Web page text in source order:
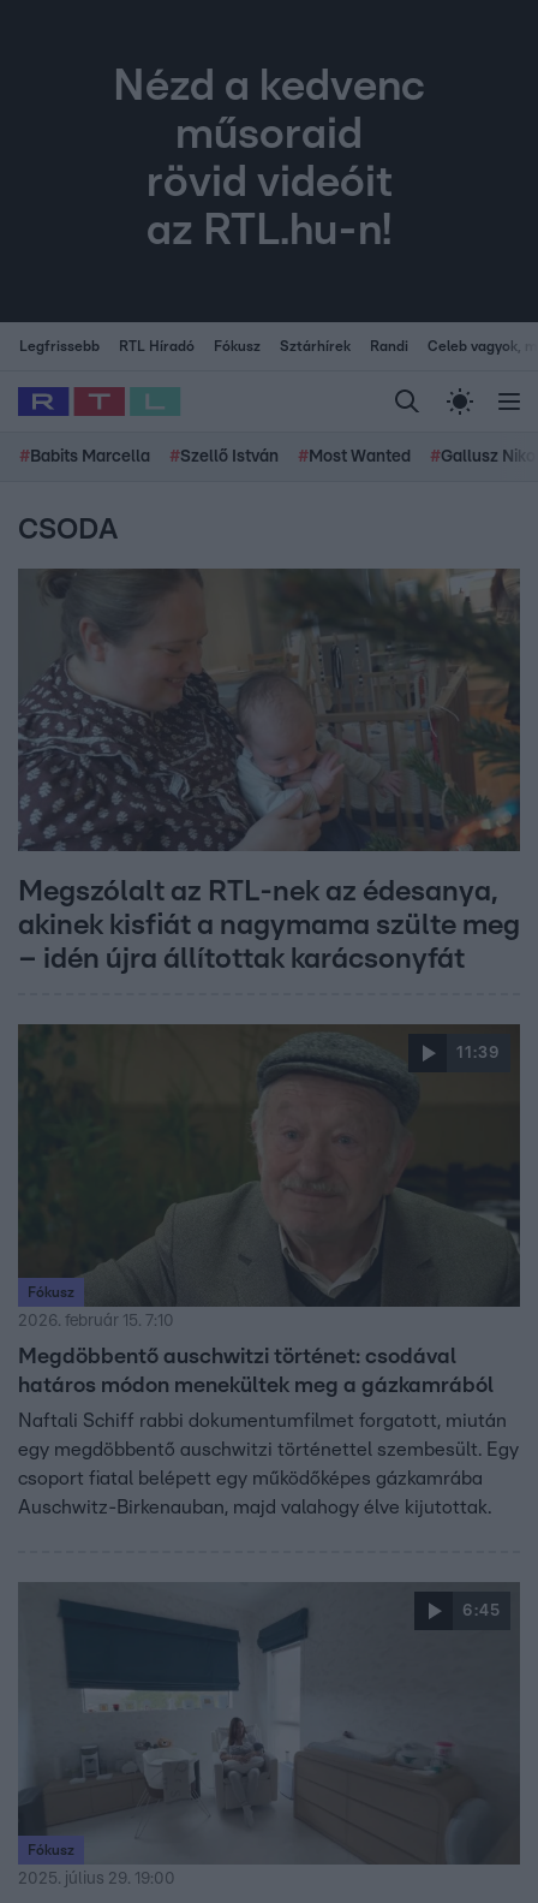
Nézd a kedvenc
műsoraid
rövid videóit
az RTL.hu-n!
Legfrissebb RTL Híradó Fókusz Sztárhírek Randi Celeb vagyok,
# Babits Marcella #Szellő István # Most Wanted #Gallusz
CSODA
Megszólalt az RTL-nek az édesanya,
akinek kisfiát a nagymama szülte meg
– idén újra állítottak karácsonyfát
11:39
Fókusz
2026. február 15. 7:10
Megdöbbentő auschwitzi történet: csodával
határos módon menekültek meg a gázkamrából
Naftali Schiff rabbi dokumentumfilmet forgatott, miután
egy megdöbbentő auschwitzi történettel szembesült. Egy
csoport fiatal belépett egy működőképes gázkamrába
Auschwitz-Birkenauban, majd valahogy élve kijutottak.
6:45
Fókusz
2025. július 29. 19:00